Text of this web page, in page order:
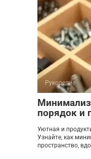
Рукоделие
порядок и
Уютная и
Узнайте, как
пространство,